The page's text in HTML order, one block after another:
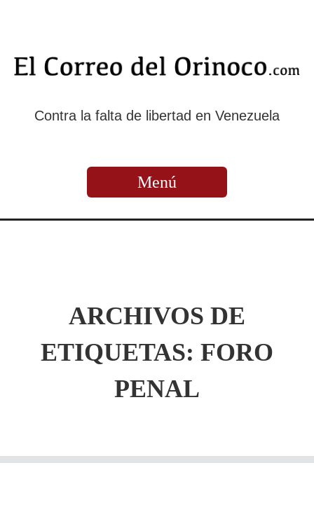
Contra la falta de libertad en Venezuela
Menú
ARCHIVOS DE
ETIQUETAS: FORO
PENAL